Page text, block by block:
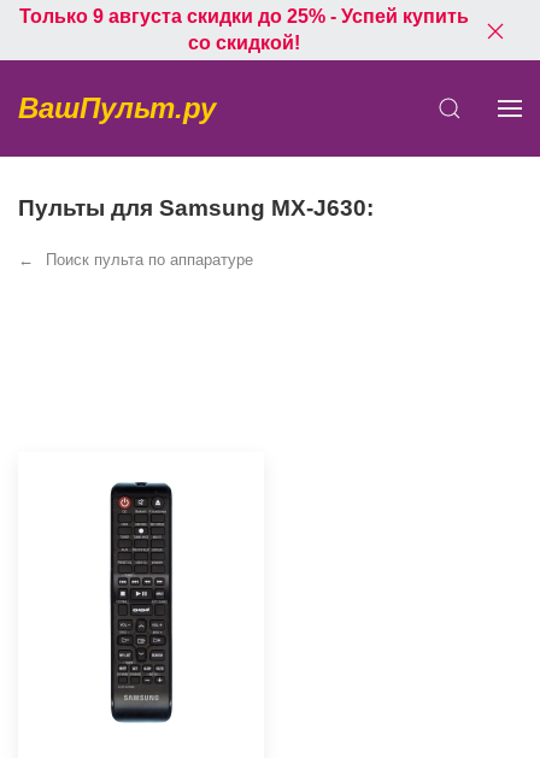
Только 9 августа скидки до 25% - Успей купить
со скидкой!
ВашПульт.ру
Пульты для Samsung MX-J630:
Поиск пульта по аппаратуре